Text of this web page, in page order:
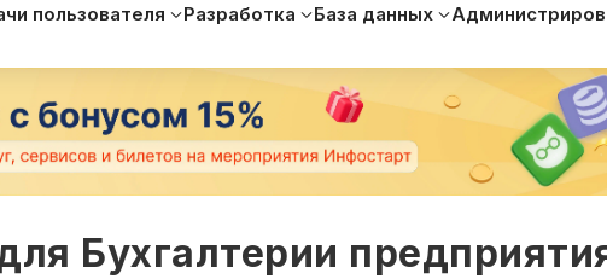
пользователя Разработка База данных
Бухгалтерии